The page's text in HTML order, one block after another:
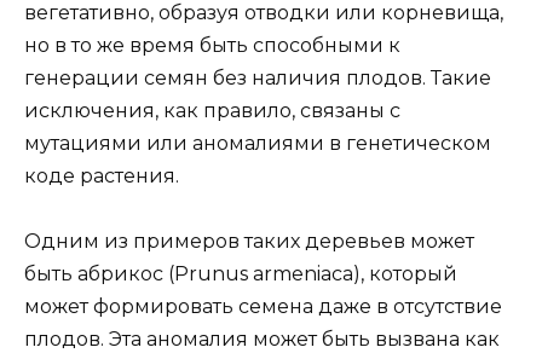
вегетативно, образуя отводки или корневища,
но в то же время быть способными к
генерации семян без наличия плодов. Такие
исключения, как правило, связаны с
мутациями или аномалиями в генетическом
коде растения.
Одним из примеров таких деревьев может
быть абрикос (Prunus armeniaca), который
может формировать семена даже в отсутствие
плодов. Эта аномалия может быть вызвана как